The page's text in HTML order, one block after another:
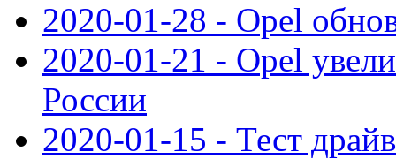
2020-01-28 - Opel
2020-01-21 - Opel
России
2020-01-15 - Тест